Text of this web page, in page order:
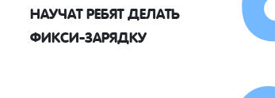
НАУЧАТ РЕБЯТ ДЕЛАТЬ
ФИКСИ-ЗАРЯДКУ